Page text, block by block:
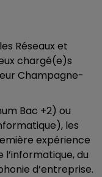
Réseaux et
chargé(e)s
Champagne-
Bac +2) ou
les
expérience
l’informatique, du
d’entreprise.